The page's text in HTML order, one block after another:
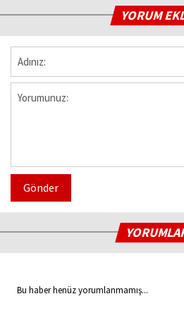
YORUM
Gönder
Bu haber henüz yorumlanmamış...